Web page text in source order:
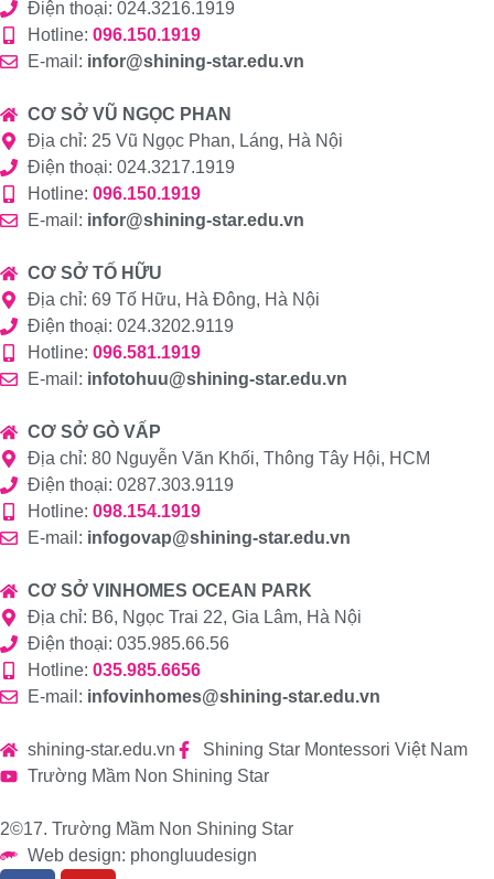
Điện thoại: 024.3216.1919
Hotline: 096.150.1919
E-mail: infor@shining-star.edu.vn
CƠ SỞ VŨ NGỌC PHAN
Địa chỉ: 25 Vũ Ngọc Phan, Láng, Hà Nội
Điện thoại: 024.3217.1919
Hotline: 096.150.1919
E-mail: infor@shining-star.edu.vn
CƠ SỞ TỐ HỮU
Địa chỉ: 69 Tố Hữu, Hà Đông, Hà Nội
Điện thoại: 024.3202.9119
Hotline: 096.581.1919
E-mail: infotohuu@shining-star.edu.vn
CƠ SỞ GÒ VẤP
Địa chỉ: 80 Nguyễn Văn Khối, Thông Tây Hội, HCM
Điện thoại: 0287.303.9119
Hotline: 098.154.1919
E-mail: infogovap@shining-star.edu.vn
CƠ SỞ VINHOMES OCEAN PARK
Địa chỉ: B6, Ngọc Trai 22, Gia Lâm, Hà Nội
Điện thoại: 035.985.66.56
Hotline: 035.985.6656
E-mail: infovinhomes@shining-star.edu.vn
shining-star.edu.vn
Shining Star Montessori Việt Nam
Trường Mầm Non Shining Star
2©17. Trường Mầm Non Shining Star
Web design: phongluudesign